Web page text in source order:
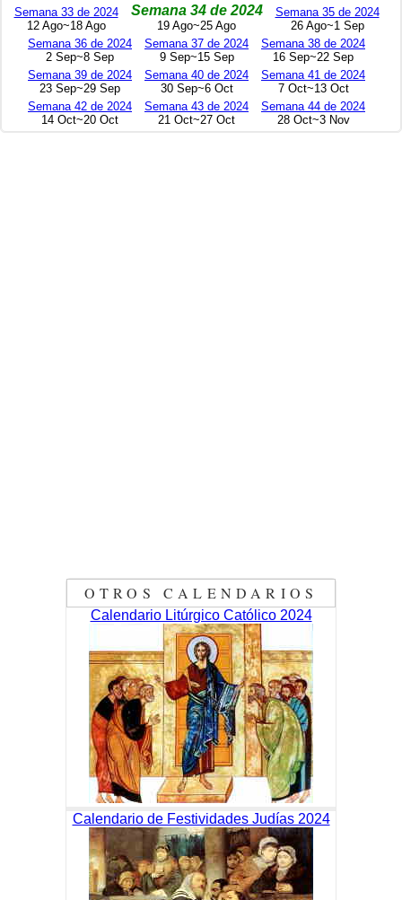
Semana 33 de 2024
12 Ago~18 Ago
Semana 34 de 2024
19 Ago~25 Ago
Semana 35 de 2024
26 Ago~1 Sep
Semana 36 de 2024
2 Sep~8 Sep
Semana 37 de 2024
9 Sep~15 Sep
Semana 38 de 2024
16 Sep~22 Sep
Semana 39 de 2024
23 Sep~29 Sep
Semana 40 de 2024
30 Sep~6 Oct
Semana 41 de 2024
7 Oct~13 Oct
Semana 42 de 2024
14 Oct~20 Oct
Semana 43 de 2024
21 Oct~27 Oct
Semana 44 de 2024
28 Oct~3 Nov
OTROS CALENDARIOS
Calendario Litúrgico Católico 2024
Calendario de Festividades Judías 2024